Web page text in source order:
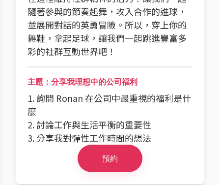
隨著參與的節奏起舞，攻入合作的進球，
並展開對話的英勇冒險。所以，穿上你的
舞鞋，拿起足球，讓我們一起跳進豐富多
彩的社群互動世界吧！
主題：分享我理想中的公司福利
1. 詢問 Ronan 在公司中最重視的福利是什
麼
2. 討論工作與生活平衡的重要性
3. 分享我對彈性工作時間的想法
預約